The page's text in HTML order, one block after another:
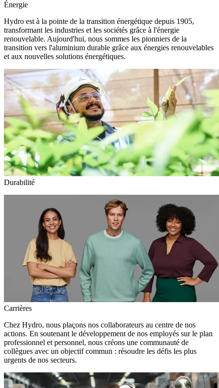
Énergie
Hydro est à la pointe de la transition énergétique depuis 1905,
transformant les industries et les sociétés grâce à l'énergie
renouvelable. Aujourd'hui, nous sommes les pionniers de la
transition vers l'aluminium durable grâce aux énergies renouvelables
et aux nouvelles solutions énergétiques.
Durabilité
Carrières
Chez Hydro, nous plaçons nos collaborateurs au centre de nos
actions. En soutenant le développement de nos employés sur le plan
professionnel et personnel, nous créons une communauté de
collègues avec un objectif commun : résoudre les défis les plus
urgents de nos secteurs.